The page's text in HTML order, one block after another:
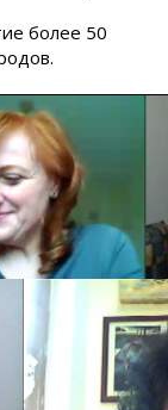
более 50